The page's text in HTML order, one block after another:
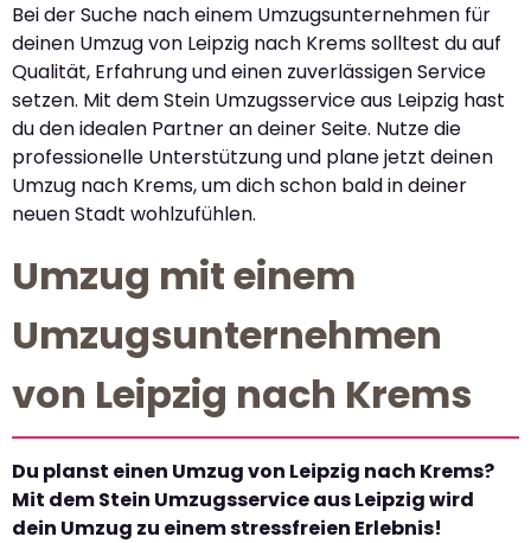
Bei der Suche nach einem Umzugsunternehmen für
deinen Umzug von Leipzig nach Krems solltest du auf
Qualität, Erfahrung und einen zuverlässigen Service
setzen. Mit dem Stein Umzugsservice aus Leipzig hast
du den idealen Partner an deiner Seite. Nutze die
professionelle Unterstützung und plane jetzt deinen
Umzug nach Krems, um dich schon bald in deiner
neuen Stadt wohlzufühlen.
Umzug mit einem
Umzugsunternehmen
von Leipzig nach Krems
Du planst einen Umzug von Leipzig nach Krems?
Mit dem Stein Umzugsservice aus Leipzig wird
dein Umzug zu einem stressfreien Erlebnis!